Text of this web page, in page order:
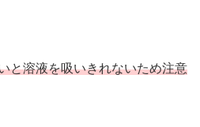
と溶液を吸いきれないため注意